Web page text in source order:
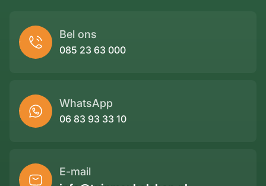
Bel ons
085 23 63 000
WhatsApp
06 83 93 33 10
E-mail